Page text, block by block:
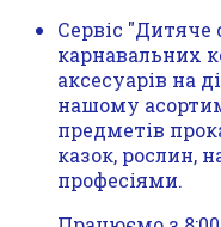
Сервіс "Дитяче
карнавальних
аксесуарів на
нашому
предметів
казок, рослин,
професіями.